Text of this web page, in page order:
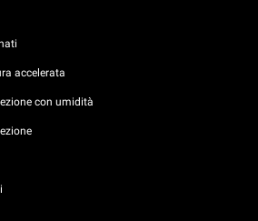
accelerata
con umidità